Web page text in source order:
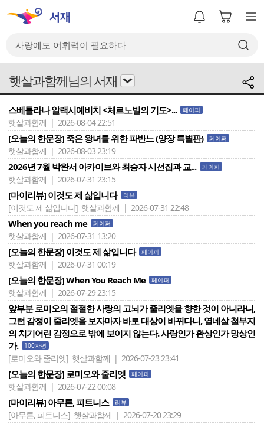
햇살과함께님의 서재
스베틀라나 알랙시예비치 <체르노빌의 기도>... 페이퍼
햇살과함께 | 2026-08-04 22:51
[오늘의 한문장] 죽은 왕녀를 위한 파반느 (양장 특별판) 페이퍼
햇살과함께 | 2026-08-03 23:19
2026년 7월 박완서 아카이브와 최승자 시선집과 교... 페이퍼
햇살과함께 | 2026-07-31 23:15
[마이리뷰] 이것도 제 삶입니다 리뷰
[이것도 제 삶입니다] 햇살과함께 | 2026-07-31 22:48
When you reach me 페이퍼
햇살과함께 | 2026-07-31 13:20
[오늘의 한문장] 이것도 제 삶입니다 페이퍼
햇살과함께 | 2026-07-31 00:19
[오늘의 한문장] When You Reach Me 페이퍼
햇살과함께 | 2026-07-29 23:15
앞부분 로미오의 절절한 사랑의 고뇌가 줄리엣을 향한 것이 아니라니,
그런 감정이 줄리엣을 보자마자 바로 대상이 바뀌다니, 열네살 철부지
의 치기어린 감정으로 밖에 보이지 않는다. 사랑인가 환상인가 망상인
가.
100자평
[로미오와 줄리엣] 햇살과함께 | 2026-07-23 23:41
[오늘의 한문장] 로미오와 줄리엣 페이퍼
햇살과함께 | 2026-07-22 00:08
[마이리뷰] 아무튼, 피트니스 리뷰
[아무튼, 피트니스] 햇살과함께 | 2026-07-20 23:29